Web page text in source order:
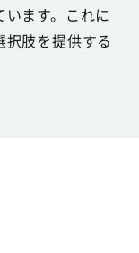
ます。これに
肢を提供する